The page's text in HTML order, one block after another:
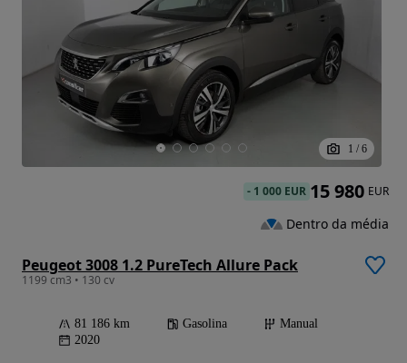
1 / 6
Peugeot 3008 1.2 PureTech Allure Pack
1199 cm3 • 130 cv
81 186 km Gasolina
Manual
2020
- 1 000 EUR 15 980 EUR
Dentro da média